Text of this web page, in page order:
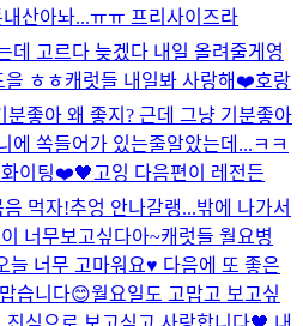
산아놔...ㅠㅠ 프리사이즈라
데 고르다 늦겠다 내일 올려줄게영
을 ㅎㅎ캐럿들 내일봐 사랑해❤️호랑
분좋아 왜 좋지? 근데 그냥 기분좋아
에 쏙들어가 있는줄알았는데...ㅋㅋ
화이팅❤️🖤 고잉 다음편이 레전든
음 먹자!추엉 안나갈랭...밖에 나가서
너무보고싶다아~캐럿들 월요병
늘 너무 고마워요♥️ 다음에 또 좋은
습니다😊월요일도 고맙고 보고싶